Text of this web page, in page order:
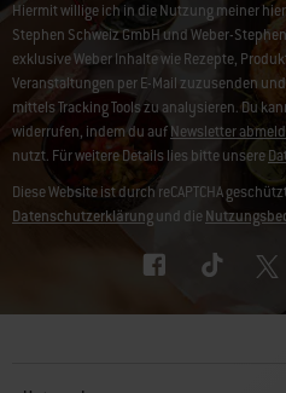
Hiermit willige ich in die Nutzung meiner
Stephen Schweiz GmbH und Weber-
exklusive Weber Inhalte wie Rezepte,
Veranstaltungen per E-Mail zuzusenden
mittels Tracking Tools zu analysieren. Du
widerrufen, indem du aufNewsletter
nutzt. Für weitere Details lies bitte unsere
Diese Website ist durch reCAPTCHA
Datenschutzerklärungund die